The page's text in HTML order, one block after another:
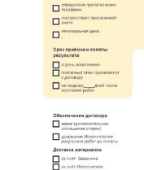
Красный Бор
Кузнечное
Кузьмоловский
Лебяжье